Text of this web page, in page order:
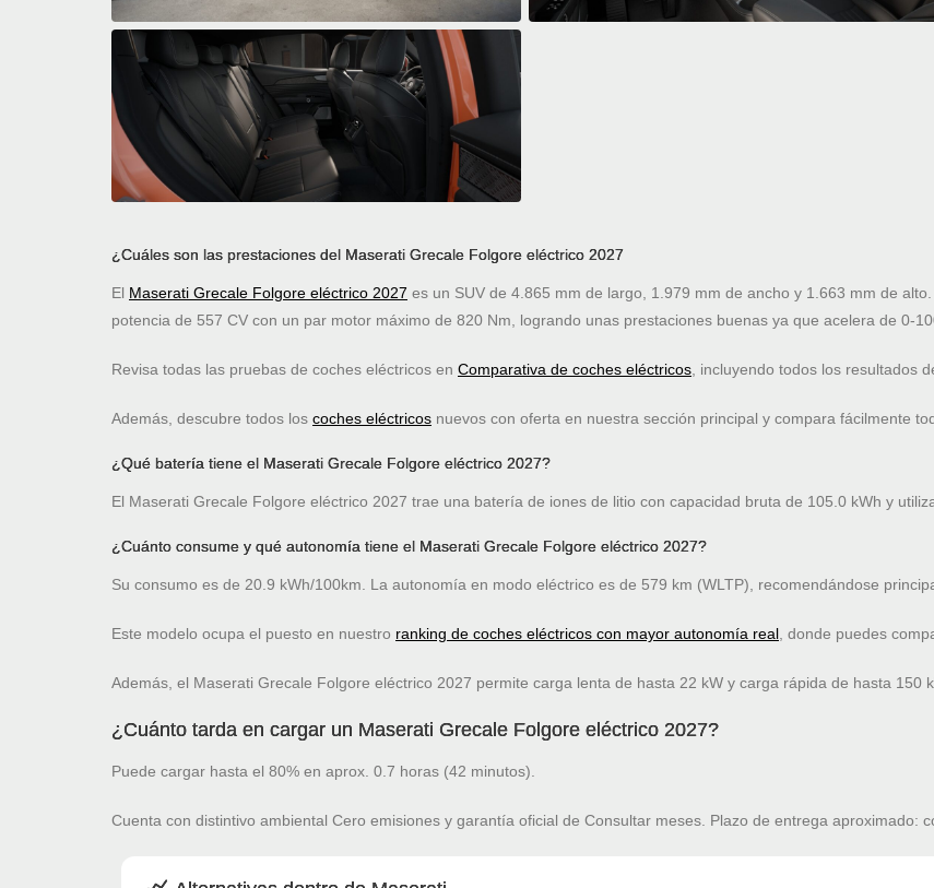
¿Cuáles son las prestaciones del Maserati Grecale Folgore eléctrico 2027
El Maserati Grecale Folgore eléctrico 2027 es un SUV de 4.865 mm de largo, 1.979 mm de ancho y 1.663 mm de
potencia de 557 CV con un par motor máximo de 820 Nm, logrando unas prestaciones buenas ya que acelera de 0-
Revisa todas las pruebas de coches eléctricos en Comparativa de coches eléctricos, incluyendo todos los resultados
Además, descubre todos los coches eléctricos nuevos con oferta en nuestra sección principal y compara fácilmente
¿Qué batería tiene el Maserati Grecale Folgore eléctrico 2027?
El Maserati Grecale Folgore eléctrico 2027 trae una batería de iones de litio con capacidad bruta de 105.0 kWh y
¿Cuánto consume y qué autonomía tiene el Maserati Grecale Folgore eléctrico 2027?
Su consumo es de 20.9 kWh/100km. La autonomía en modo eléctrico es de 579 km (WLTP), recomendándose
Este modelo ocupa el puesto en nuestro ranking de coches eléctricos con mayor autonomía real, donde puedes
Además, el Maserati Grecale Folgore eléctrico 2027 permite carga lenta de hasta 22 kW y carga rápida de hasta 150
¿Cuánto tarda en cargar un Maserati Grecale Folgore eléctrico 2027?
Puede cargar hasta el 80% en aprox. 0.7 horas (42 minutos).
Cuenta con distintivo ambiental Cero emisiones y garantía oficial de Consultar meses. Plazo de entrega aproximado: